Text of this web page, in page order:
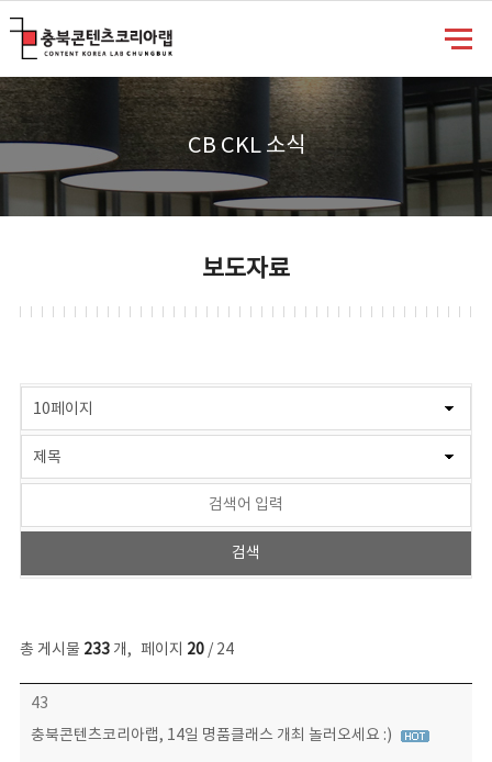
CB CKL 소식
보도자료
총 게시물 233개, 페이지 20/ 24
보도자료 목록 - 번호, 제목, 작성자, 파일, 조회수, 작성일 정보 제공
43
충북콘텐츠코리아랩, 14일 명품클래스 개최 놀러오세요 :)